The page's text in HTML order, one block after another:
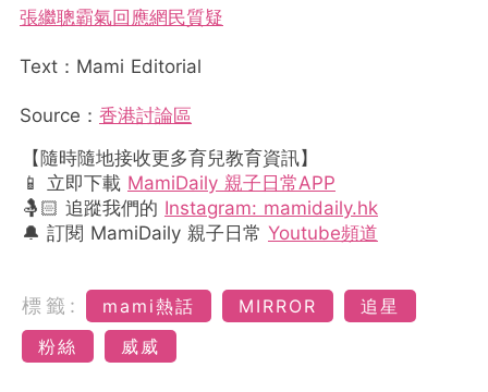
張繼聰霸氣回應網民質疑
Text：Mami Editorial
Source： 香港討論區
【隨時隨地接收更多育兒教育資訊】
📱 立即下載 MamiDaily 親子日常APP
🤱🏻 追蹤我們的 Instagram: mamidaily.hk
🔔 訂閱 MamiDaily 親子日常 Youtube頻道
標籤: mami熱話 MIRROR
追星
粉絲
威威